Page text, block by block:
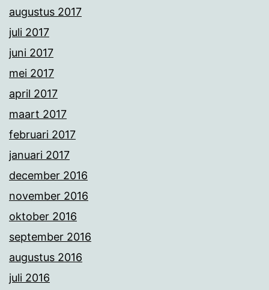
augustus 2017
juli 2017
juni 2017
mei 2017
april 2017
maart 2017
februari 2017
januari 2017
december 2016
november 2016
oktober 2016
september 2016
augustus 2016
juli 2016